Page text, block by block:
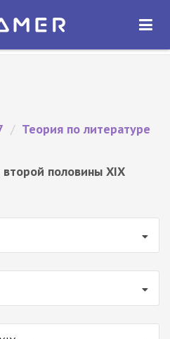
ОТКРЫТЬ
/ Теория по литературе
половины XIX